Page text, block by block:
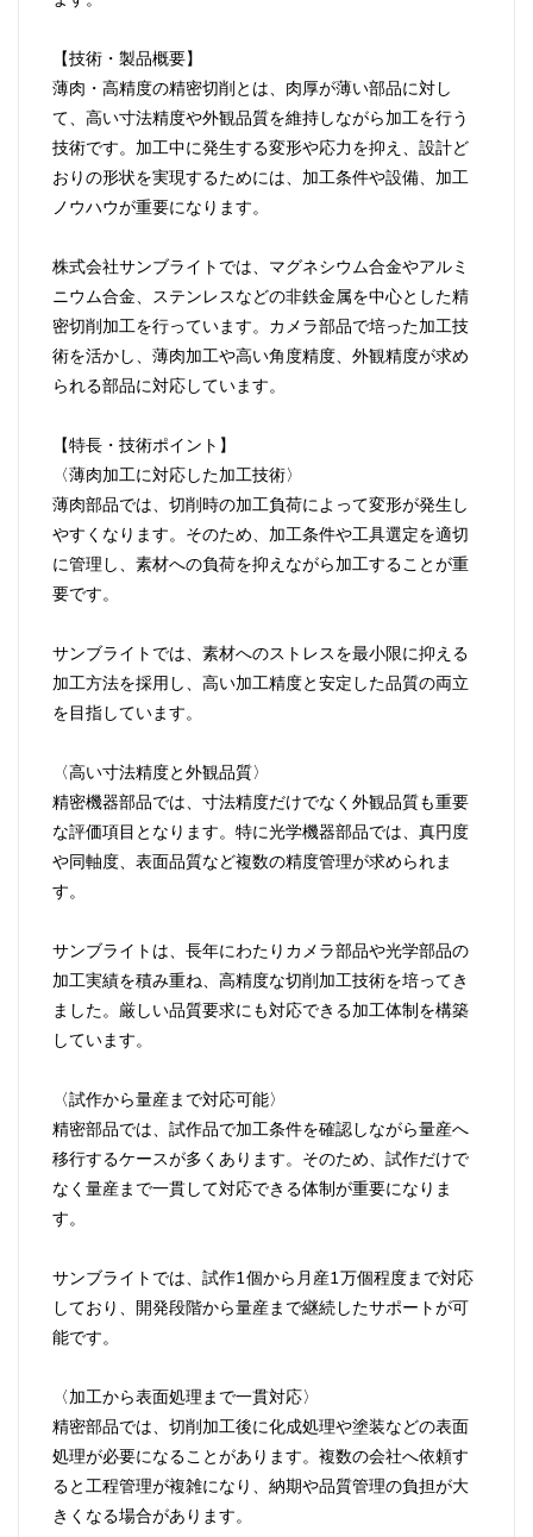
【技術・製品概要】
薄肉・高精度の精密切削とは、肉厚が薄い部品に対し
て、高い寸法精度や外観品質を維持しながら加工を行う
技術です。加工中に発生する変形や応力を抑え、設計ど
おりの形状を実現するためには、加工条件や設備、加工
ノウハウが重要になります。
株式会社サンブライトでは、マグネシウム合金やアルミ
ニウム合金、ステンレスなどの非鉄金属を中心とした精
密切削加工を行っています。カメラ部品で培った加工技
術を活かし、薄肉加工や高い角度精度、外観精度が求め
られる部品に対応しています。
【特長・技術ポイント】
〈薄肉加工に対応した加工技術〉
薄肉部品では、切削時の加工負荷によって変形が発生し
やすくなります。そのため、加工条件や工具選定を適切
に管理し、素材への負荷を抑えながら加工することが重
要です。
サンブライトでは、素材へのストレスを最小限に抑える
加工方法を採用し、高い加工精度と安定した品質の両立
を目指しています。
〈高い寸法精度と外観品質〉
精密機器部品では、寸法精度だけでなく外観品質も重要
な評価項目となります。特に光学機器部品では、真円度
や同軸度、表面品質など複数の精度管理が求められま
す。
サンブライトは、長年にわたりカメラ部品や光学部品の
加工実績を積み重ね、高精度な切削加工技術を培ってき
ました。厳しい品質要求にも対応できる加工体制を構築
しています。
〈試作から量産まで対応可能〉
精密部品では、試作品で加工条件を確認しながら量産へ
移行するケースが多くあります。そのため、試作だけで
なく量産まで一貫して対応できる体制が重要になりま
す。
サンブライトでは、試作1個から月産1万個程度まで対応
しており、開発段階から量産まで継続したサポートが可
能です。
〈加工から表面処理まで一貫対応〉
精密部品では、切削加工後に化成処理や塗装などの表面
処理が必要になることがあります。複数の会社へ依頼す
ると工程管理が複雑になり、納期や品質管理の負担が大
きくなる場合があります。